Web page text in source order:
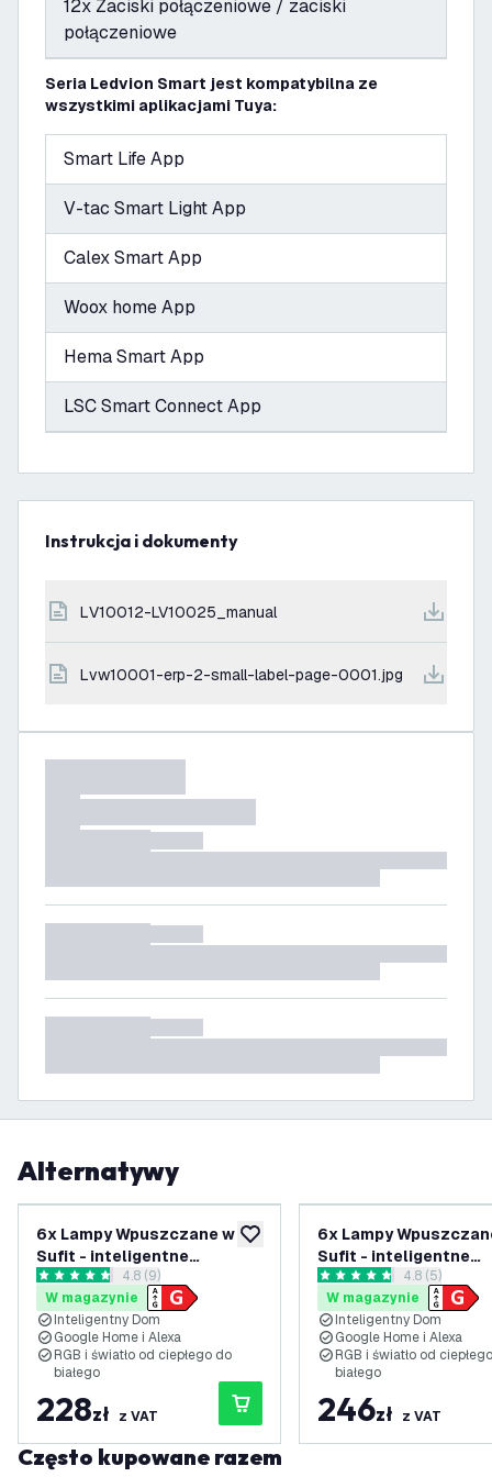
12x Zaciski połączeniowe / zaciski
połączeniowe
Seria Ledvion Smart jest kompatybilna ze
wszystkimi aplikacjami Tuya:
Smart Life App
V-tac Smart Light App
Calex Smart App
Woox home App
Hema Smart App
LSC Smart Connect App
Instrukcja i dokumenty
LV10012-LV10025_manual
lvw10001-erp-2-small-label-page-0001.jpg
Alternatywy
dodaj do listy życzeń
6x Lampy Wpuszczane w
Sufit - inteligentne
oświetlenie - Rio -
ściemniane - RGBWW - Białe
otwórz panel recenzji
4.8 Gwiazdki oceny
4.8 (9)
W magazynie
Inteligentny Dom
Google Home i Alexa
RGB i światło od ciepłego do
białego
228zł z VAT
6x Lampy
Sufit - inteligentne
oświetlenie - Rio -
ściemniane -
Nierdzewna
otwórz panel
4.8 Gwiazdki oceny
4.8 (5)
W magazynie
Inteligentny Dom
Google Home i Alexa
RGB i światło od
białego
246zł z VAT
Często kupowane razem